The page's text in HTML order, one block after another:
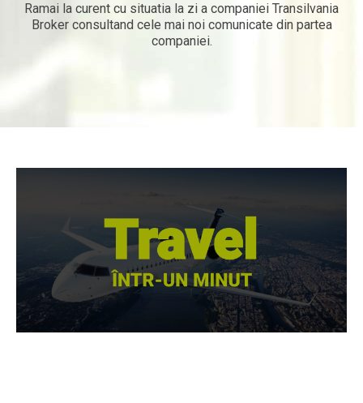
Ramai la curent cu situatia la zi a companiei Transilvania
Broker consultand cele mai noi comunicate din partea
companiei.